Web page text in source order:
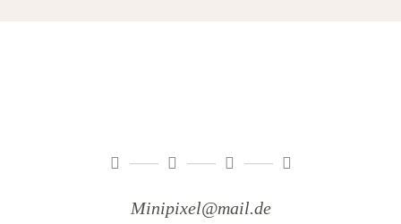
Minipixel@mail.de